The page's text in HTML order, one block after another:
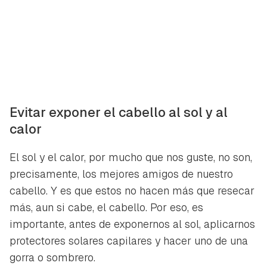
Evitar exponer el cabello al sol y al
calor
El sol y el calor, por mucho que nos guste, no son,
precisamente, los mejores amigos de nuestro
cabello. Y es que estos no hacen más que resecar
más, aun si cabe, el cabello. Por eso, es
importante, antes de exponernos al sol, aplicarnos
protectores solares capilares y hacer uno de una
gorra o sombrero.